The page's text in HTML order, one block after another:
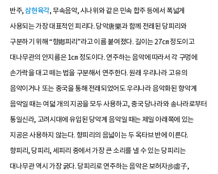
반주,삼현육각, 무속음악, 시나위와 같은 민속 합주 등에서 폭넓게
사용되는 가장 대표적인 피리다. 당악唐樂과 함께 전래된 당피리와
구분하기 위해 “향鄕피리”라고 이름 붙여졌다. 길이는 27㎝ 정도이고
대나무관의 안지름은 1㎝ 정도이다. 연주하는 음악에 따라서 각 구멍에
손가락을 대고 떼는 법을 구분해서 연주한다. 원래 우리나라 고유의
음악이거나 또는 중국을 통해 전래되었어도 우리나라 음악화된 향악계
음악일 때는 여덟 개의 지공을 모두 사용하고, 중국 당나라와 송나라로부터
통일신라, 고려시대에 유입된 당악계 음악일 때는 제일 아래쪽에 있는
지공은 사용하지 않는다. 향피리의 음넓이는 두 옥타브 반에 이른다.
향피리, 당피리, 세피리 중에서 가장 큰 소리를 낼 수 있는 당피리는
대나무관 역시 가장 굵다. 당피리로 연주하는 음악은 보허자步虛子,